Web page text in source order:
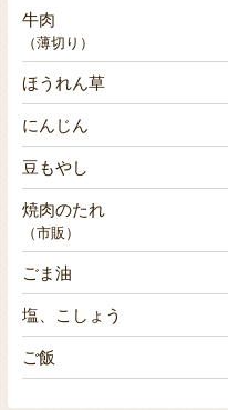
牛肉
（薄切り）
ほうれん草
にんじん
豆もやし
焼肉のたれ
（市販）
ごま油
塩、こしょう
ご飯